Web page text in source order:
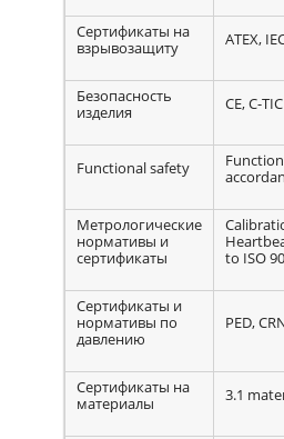
Сертификаты на
взрывозащиту
ATEX,
Безопасность
изделия
CE, C-
Functional safety
Метрологические
нормативы и
сертификаты
to ISO
Сертификаты и
нормативы по
давлению
PED,
Сертификаты на
материалы
3.1